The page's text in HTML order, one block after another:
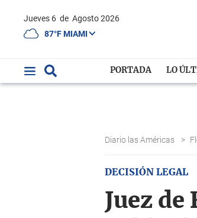
Jueves 6 de Agosto 2026
87°F MIAMI
PORTADA LO
Diario las Américas >
DECISIÓN LEGAL
Juez